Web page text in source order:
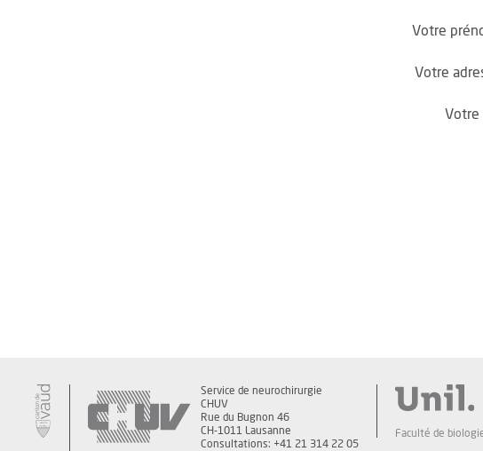
Votre
Votre
Votre
Service de neurochirurgie
CHUV
Rue du Bugnon 46
CH-1011 Lausanne
Consultations: +41 21 314 22 05
Faculté de